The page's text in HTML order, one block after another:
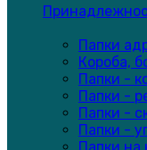
Папки
Короба,
Папки -
Папки -
Папки -
Папки -